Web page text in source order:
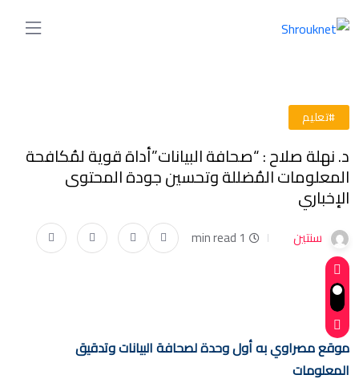
#تعليم
د. نهلة صلاح : “صحافة البيانات”أداة قوية لمُكافحة
المعلومات المُضللة وتحسين جودة المحتوى
الإخباري
سنتين 1 min read
موقع مصراوي به أول وحدة لصحافة البيانات وتدقيق
المعلومات